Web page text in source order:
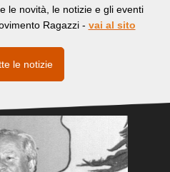
le novità, le notizie e gli eventi
Ragazzi - vai al sito
le notizie